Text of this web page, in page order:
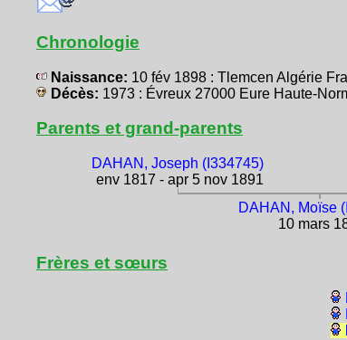
Chronologie
Naissance: 10 fév 1898 : Tlemcen Algérie
Décès: 1973 : Évreux 27000 Eure Haute-
Parents et grand-parents
DAHAN, Joseph (I334745)
env 1817 - apr 5 nov 1891
DAHAN, Moïse
10 mars
Frères et sœurs